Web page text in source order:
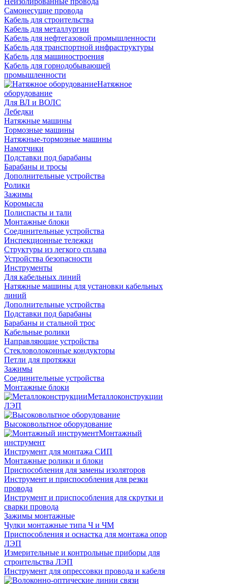
Самонесущие провода
Кабель для строительства
Кабель для металлургии
Кабель для нефтегазовой промышленности
Кабель для транспортной инфраструктуры
Кабель для машиностроения
Кабель для горнодобывающей
промышленности
Натяжное
оборудование
Для ВЛ и ВОЛС
Лебедки
Натяжные машины
Тормозные машины
Натяжные-тормозные машины
Намотчики
Подставки под барабаны
Барабаны и тросы
Дополнительные устройства
Ролики
Зажимы
Коромысла
Полиспасты и тали
Монтажные блоки
Соединительные устройства
Инспекционные тележки
Структуры из легкого сплава
Устройства безопасности
Инструменты
Для кабельных линий
Натяжные машины для установки кабельных
линий
Дополнительные устройства
Подставки под барабаны
Барабаны и стальной трос
Кабельные ролики
Направляющие устройства
Стекловолоконные кондукторы
Петли для протяжки
Зажимы
Соединительные устройства
Монтажные блоки
Металлоконструкции
ЛЭП
Высоковольтное оборудование
Монтажный
инструмент
Инструмент для монтажа СИП
Монтажные ролики и блоки
Приспособления для замены изоляторов
Инструмент и приспособления для резки
провода
Инструмент и приспособления для скрутки и
сварки провода
Зажимы монтажные
Чулки монтажные типа Ч и ЧМ
Приспособления и оснастка для монтажа опор
ЛЭП
Измерительные и контрольные приборы для
строительства ЛЭП
Инструмент для опрессовки провода и кабеля